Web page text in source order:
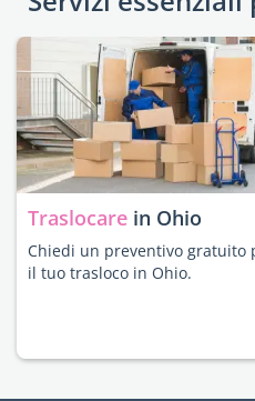
Traslocare in Ohio
Chiedi un preventivo gratuito
il tuo trasloco in Ohio.